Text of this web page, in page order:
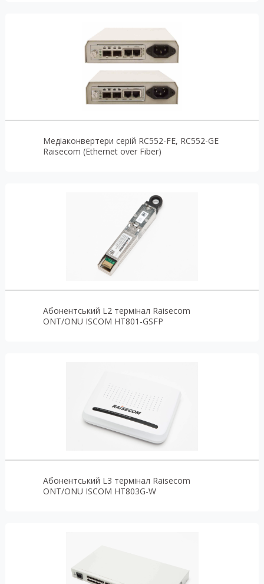
Медіаконвертери серій RC552-FE, RC552-GE
Raisecom (Ethernet over Fiber)
Абонентський L2 термінал Raisecom
ONT/ONU ISCOM HT801-GSFP
Абонентський L3 термінал Raisecom
ONT/ONU ISCOM HT803G-W